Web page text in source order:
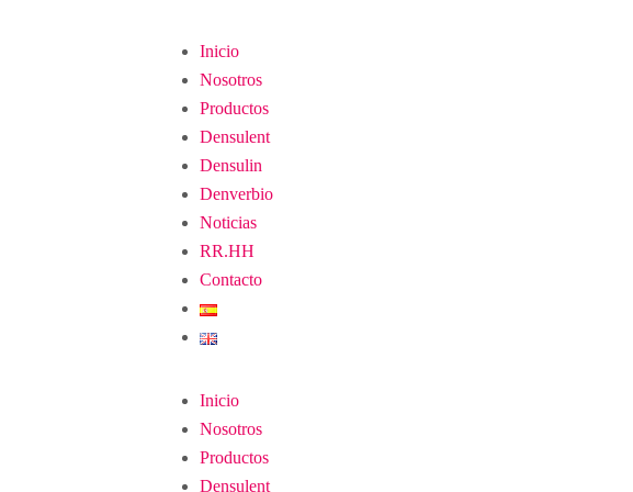
Inicio
Nosotros
Productos
Densulent
Densulin
Denverbio
Noticias
RR.HH
Contacto
Inicio
Nosotros
Productos
Densulent